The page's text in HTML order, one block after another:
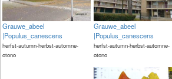
Grauwe_abeel
|Populus_canescens
herfst-autumn-herbst-automne-
otono
Grauwe_abeel
|Populus_canescens
herfst-autumn-herbst-automne-
otono